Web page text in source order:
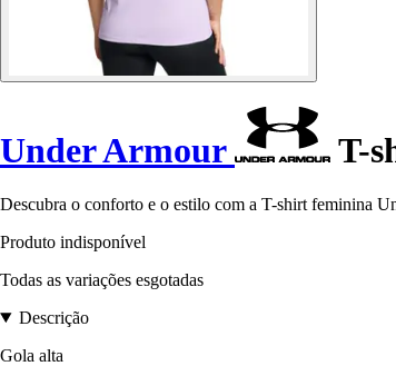
Under Armour T-
Descubra o conforto e o estilo com a T-shirt feminina
Produto indisponível
Todas as variações esgotadas
Descrição
Gola alta